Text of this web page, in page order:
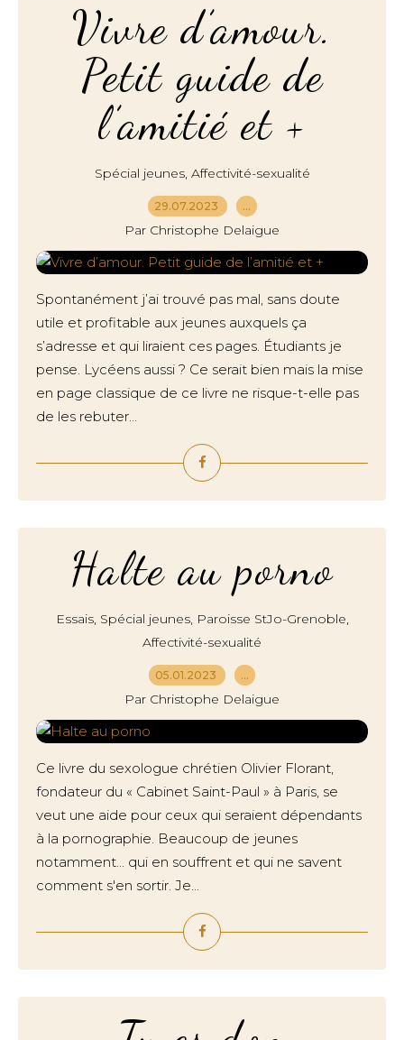
Vivre d’amour.
Petit guide de
l’amitié et +
Spécial jeunes, Affectivité-sexualité
29.07.2023 …
Par Christophe Delaigue
Spontanément j’ai trouvé pas mal, sans doute
utile et profitable aux jeunes auxquels ça
s’adresse et qui liraient ces pages. Étudiants je
pense. Lycéens aussi ? Ce serait bien mais la mise
en page classique de ce livre ne risque-t-elle pas
de les rebuter...
Halte au porno
Essais, Spécial jeunes, Paroisse StJo-Grenoble,
Affectivité-sexualité
05.01.2023 …
Par Christophe Delaigue
Ce livre du sexologue chrétien Olivier Florant,
fondateur du « Cabinet Saint-Paul » à Paris, se
veut une aide pour ceux qui seraient dépendants
à la pornographie. Beaucoup de jeunes
notamment... qui en souffrent et qui ne savent
comment s'en sortir. Je...